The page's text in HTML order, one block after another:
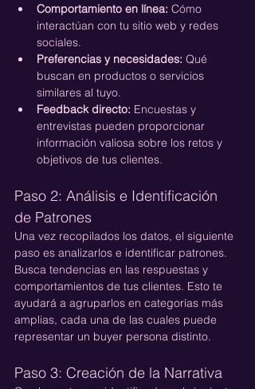
Comportamiento en línea: Cómo
interactúan con tu sitio web y redes
sociales.
Preferencias y necesidades: Qué
buscan en productos o servicios
similares al tuyo.
Feedback directo: Encuestas y
entrevistas pueden proporcionar
información valiosa sobre los retos y
objetivos de tus clientes.
Paso 2: Análisis e Identificación
de Patrones
Una vez recopilados los datos, el siguiente
paso es analizarlos e identificar patrones.
Busca tendencias en las respuestas y
comportamientos de tus clientes. Esto te
ayudará a agruparlos en categorías más
amplias, cada una de las cuales puede
representar un buyer persona distinto.
Paso 3: Creación de la Narrativa